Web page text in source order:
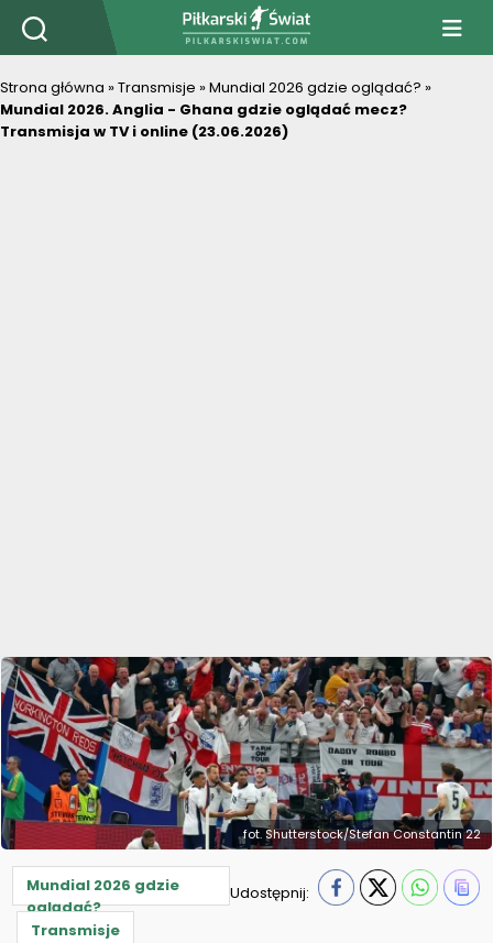
PiłkarskiSwiat.com
Strona główna »Transmisje »Mundial 2026 gdzie oglądać? »
Mundial 2026. Anglia - Ghana gdzie oglądać mecz?
Transmisja w TV i online (23.06.2026)
fot. Shutterstock/Stefan Constantin 22
Mundial 2026 gdzie
oglądać?
Transmisje
Udostępnij: